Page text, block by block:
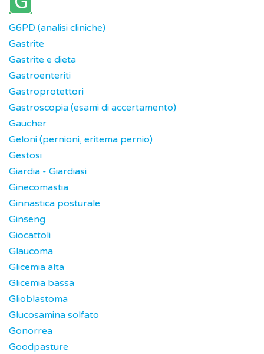
G6PD (analisi cliniche)
Gastrite
Gastrite e dieta
Gastroenteriti
Gastroprotettori
Gastroscopia (esami di accertamento)
Gaucher
Geloni (pernioni, eritema pernio)
Gestosi
Giardia - Giardiasi
Ginecomastia
Ginnastica posturale
Ginseng
Giocattoli
Glaucoma
Glicemia alta
Glicemia bassa
Glioblastoma
Glucosamina solfato
Gonorrea
Goodpasture